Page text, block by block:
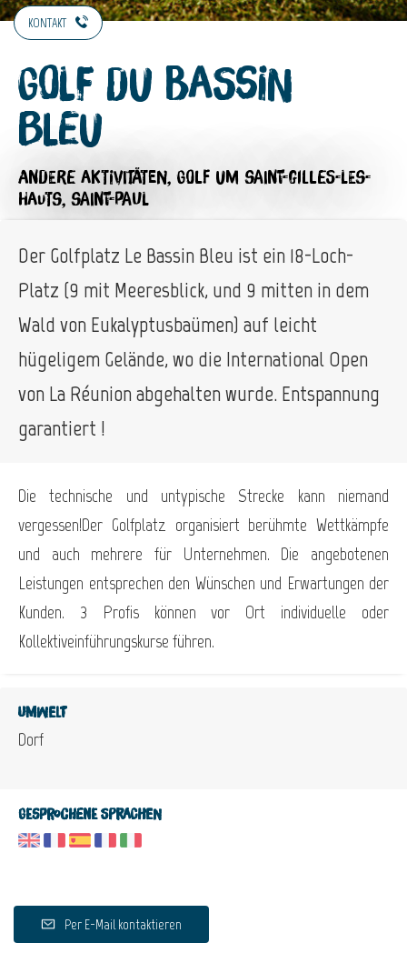
KONTAKT
Golf du Bassin
Bleu
ANDERE AKTIVITÄTEN, GOLF UM SAINT-GILLES-LES-
HAUTS, SAINT-PAUL
Der Golfplatz Le Bassin Bleu ist ein 18-Loch-
Platz (9 mit Meeresblick, und 9 mitten in dem
Wald von Eukalyptusbaümen) auf leicht
hügeligem Gelände, wo die International Open
von La Réunion abgehalten wurde. Entspannung
garantiert !
Die technische und untypische Strecke kann niemand
vergessen!Der Golfplatz organisiert berühmte Wettkämpfe
und auch mehrere für Unternehmen. Die angebotenen
Leistungen entsprechen den Wünschen und Erwartungen der
Kunden. 3 Profis können vor Ort individuelle oder
Kollektiveinführungskurse führen.
Umwelt
Dorf
Gesprochene Sprachen
Per E-Mail kontaktieren